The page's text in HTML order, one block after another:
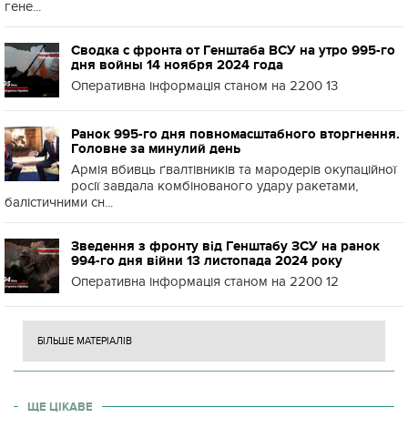
гене...
Сводка с фронта от Генштаба ВСУ на утро 995-го
дня войны 14 ноября 2024 года
Оперативна інформація станом на 2200 13
Ранок 995-го дня повномасштабного вторгнення.
Головне за минулий день
Армія вбивць ґвалтівників та мародерів окупаційної
росії завдала комбінованого удару ракетами,
балістичними сн...
Зведення з фронту від Генштабу ЗСУ на ранок
994-го дня війни 13 листопада 2024 року
Оперативна інформація станом на 2200 12
БІЛЬШЕ МАТЕРІАЛІВ
ЩЕ ЦІКАВЕ